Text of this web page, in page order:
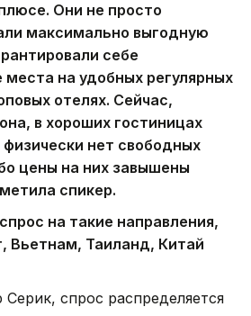
Они не просто
максимально выгодную
себе
на удобных регулярных
отелях. Сейчас,
в хороших гостиницах
нет свободных
цены на них завышены
спикер.
на такие направления,
Вьетнам, Таиланд, Китай
спрос распределяется